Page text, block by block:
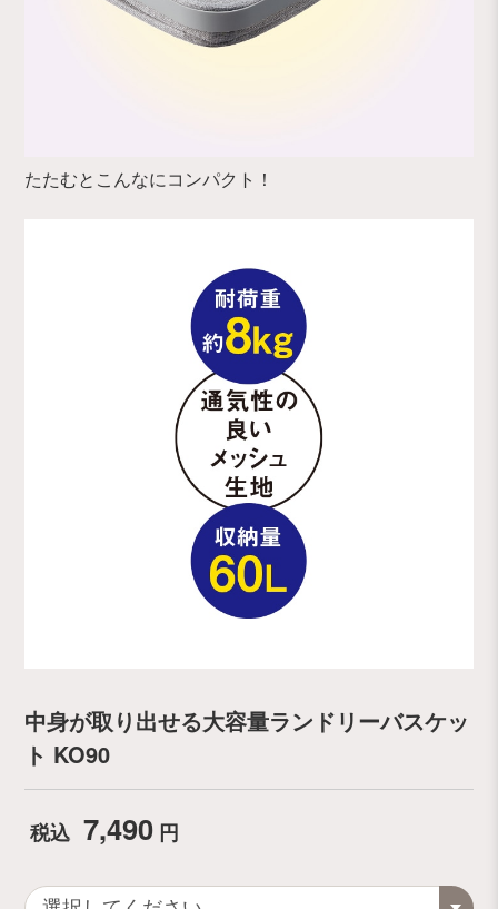
たたむとこんなにコンパクト！
中身が取り出せる大容量ランドリーバスケッ
ト KO90
税込 7,490 円